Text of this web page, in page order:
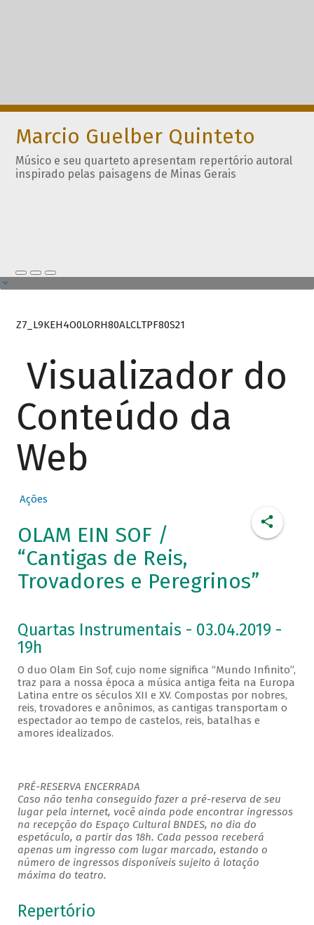
Marcio Guelber Quinteto
Músico e seu quarteto apresentam repertório autoral
inspirado pelas paisagens de Minas Gerais
Z7_L9KEH4O0LORH80ALCLTPF80S21
Visualizador do
Conteúdo da
Web
Ações
OLAM EIN SOF /
“Cantigas de Reis,
Trovadores e Peregrinos”
Quartas Instrumentais - 03.04.2019 -
19h
O duo Olam Ein Sof, cujo nome significa “Mundo Infinito”,
traz para a nossa época a música antiga feita na Europa
Latina entre os séculos XII e XV. Compostas por nobres,
reis, trovadores e anônimos, as cantigas transportam o
espectador ao tempo de castelos, reis, batalhas e
amores idealizados.
PRÉ-RESERVA ENCERRADA
Caso não tenha conseguido fazer a pré-reserva de seu
lugar pela internet, você ainda pode encontrar ingressos
na recepção do Espaço Cultural BNDES, no dia do
espetáculo, a partir das 18h. Cada pessoa receberá
apenas um ingresso com lugar marcado, estando o
número de ingressos disponíveis sujeito à lotação
máxima do teatro.
Repertório